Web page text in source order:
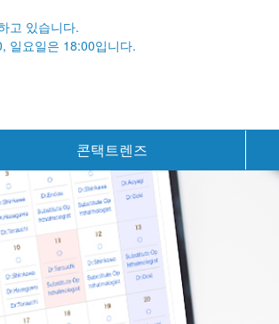
고 있습니다.
일요일은 18:00입니다.
콘택트렌즈